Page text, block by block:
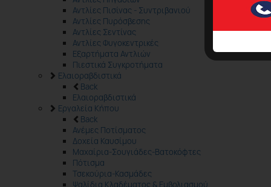
Αντλίες Πισίνας - Συντριβανιού
Αντλίες Πυρόσβεσης
Αντλίες Σεντίνας
Αντλίες Φυγοκεντρικές
Εξαρτήματα Αντλιών
Πιεστικά Συγκροτήματα
Ελαιοραβδιστικά
Back
Ελαιοραβδιστικά
Εργαλεία Κήπου
Back
Ανέμες Ποτίσματος
Δοχεία Καυσίμου
Μαχαίρια-Σουγιάδες-Βατοκόφτες
Πότισμα
Τσεκούρια-Κασμάδες
Ψαλίδια Κλαδέματος & Εμβολιασμού